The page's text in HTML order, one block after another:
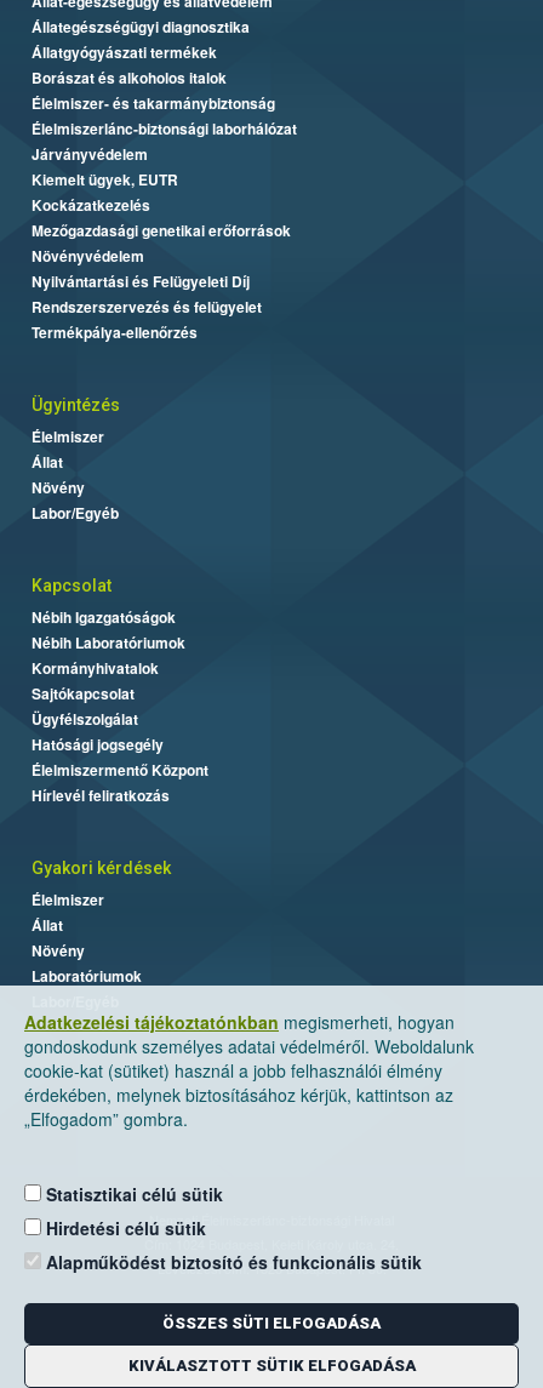
Adatkezelési tájékoztatónkban megismerheti, hogyan
gondoskodunk személyes adatai védelméről. Weboldalunk
cookie-kat (sütiket) használ a jobb felhasználói élmény
érdekében, melynek biztosításához kérjük, kattintson az
„Elfogadom” gombra.
Statisztikai célú sütik
Hirdetési célú sütik
Alapműködést biztosító és funkcionális sütik
ÖSSZES SÜTI ELFOGADÁSA
KIVÁLASZTOTT SÜTIK ELFOGADÁSA
Állategészségügyi diagnosztika
Állatgyógyászati termékek
Borászat és alkoholos italok
Élelmiszer- és takarmánybiztonság
Élelmiszerlánc-biztonsági laborhálózat
Járványvédelem
Kiemelt ügyek, EUTR
Kockázatkezelés
Mezőgazdasági genetikai erőforrások
Növényvédelem
Nyilvántartási és Felügyeleti Díj
Rendszerszervezés és felügyelet
Termékpálya-ellenőrzés
Ügyintézés
Élelmiszer
Állat
Növény
Labor/Egyéb
Kapcsolat
Nébih Igazgatóságok
Nébih Laboratóriumok
Kormányhivatalok
Sajtókapcsolat
Ügyfélszolgálat
Hatósági jogsegély
Élelmiszermentő Központ
Hírlevél feliratkozás
Gyakori kérdések
Élelmiszer
Állat
Növény
Laboratóriumok
Nemzeti Élelmiszerlánc-biztonsági Hivatal
Levelezési cím: 1525 Budapest. Pf. 30.
E-mail:ugyfelszolgalat@nebih.gov.hu
Zöld szám: 06-80/263-244
Telefon: 06-1/ 336-9000